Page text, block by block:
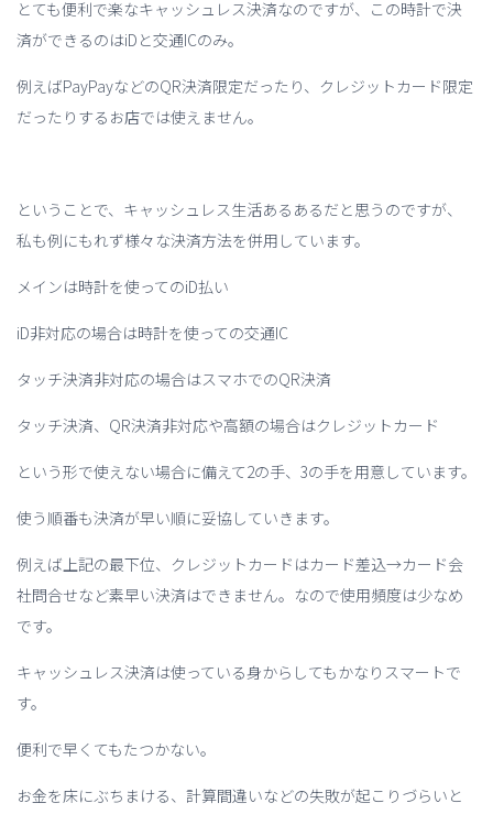
とても便利で楽なキャッシュレス決済なのですが、この時計で決
済ができるのはiDと交通ICのみ。
例えばPayPayなどのQR決済限定だったり、クレジットカード限定
だったりするお店では使えません。
ということで、キャッシュレス生活あるあるだと思うのですが、
私も例にもれず様々な決済方法を併用しています。
メインは時計を使ってのiD払い
iD非対応の場合は時計を使っての交通IC
タッチ決済非対応の場合はスマホでのQR決済
タッチ決済、QR決済非対応や高額の場合はクレジットカード
という形で使えない場合に備えて2の手、3の手を用意しています。
使う順番も決済が早い順に妥協していきます。
例えば上記の最下位、クレジットカードはカード差込→カード会
社問合せなど素早い決済はできません。なので使用頻度は少なめ
です。
キャッシュレス決済は使っている身からしてもかなりスマートで
す。
便利で早くてもたつかない。
お金を床にぶちまける、計算間違いなどの失敗が起こりづらいと